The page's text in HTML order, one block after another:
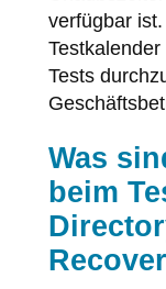
verfügbar
Tests
Was
beim